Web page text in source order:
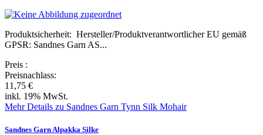
Produktsicherheit: Hersteller/Produktverantwortlicher EU gemäß
GPSR: Sandnes Garn AS...
Preis :
Preisnachlass:
11,75 €
inkl. 19% MwSt.
Mehr Details zu Sandnes Garn Tynn Silk Mohair
Sandnes Garn Alpakka Silke